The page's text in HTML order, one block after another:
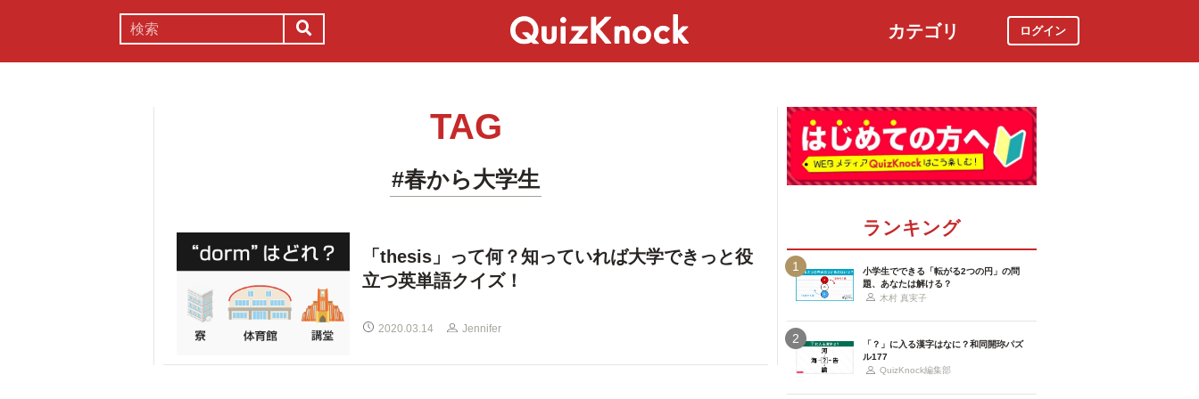
カテゴリ ログイン
TAG
#春から大学生
「thesis」って何？知っていれば大学できっと役
立つ英単語クイズ！
2020.03.14 Jennifer
ランキング
1
小学生でできる「転がる2つの円」の問
題、あなたは解ける？
木村 真実子
2
「？」に入る漢字はなに？和同開珎パズ
ル177
QuizKnock編集部